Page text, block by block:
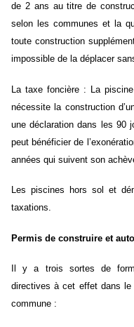
de 2 ans au titre de
selon les communes et la
toute construction
impossible de la déplacer
La taxe foncière :
La
nécessite la construction
une déclaration dans les 90
peut bénéficier de
années qui suivent son
Les piscines hors sol et
taxations.
Permis de construire et
Il y a trois sortes de
directives à cet effet dans le
commune :